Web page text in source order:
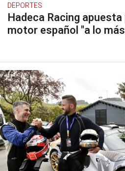
DEPORTES
Hadeca Racing
motor español "a lo